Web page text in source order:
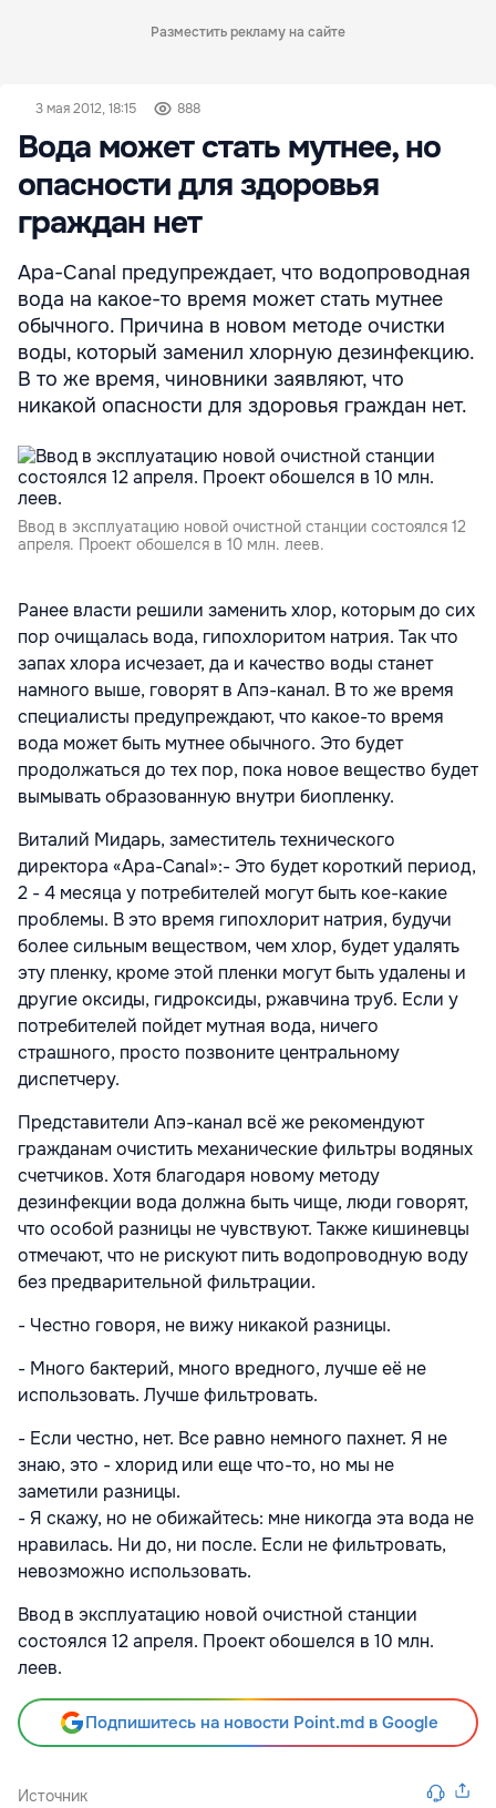
Разместить рекламу на сайте
3 мая 2012, 18:15 888
Вода может стать мутнее, но
опасности для здоровья
граждан нет
Apa-Canal предупреждает, что водопроводная
вода на какое-то время может стать мутнее
обычного. Причина в новом методе очистки
воды, который заменил хлорную дезинфекцию.
В то же время, чиновники заявляют, что
никакой опасности для здоровья граждан нет.
Ввод в эксплуатацию новой очистной станции состоялся 12
апреля. Проект обошелся в 10 млн. леев.
Ранее власти решили заменить хлор, которым до сих
пор очищалась вода, гипохлоритом натрия. Так что
запах хлора исчезает, да и качество воды станет
намного выше, говорят в Апэ-канал. В то же время
специалисты предупреждают, что какое-то время
вода может быть мутнее обычного. Это будет
продолжаться до тех пор, пока новое вещество будет
вымывать образованную внутри биопленку.
Виталий Мидарь, заместитель технического
директора «Apa-Canal»:- Это будет короткий период,
2 - 4 месяца у потребителей могут быть кое-какие
проблемы. В это время гипохлорит натрия, будучи
более сильным веществом, чем хлор, будет удалять
эту пленку, кроме этой пленки могут быть удалены и
другие оксиды, гидроксиды, ржавчина труб. Если у
потребителей пойдет мутная вода, ничего
страшного, просто позвоните центральному
диспетчеру.
Представители Апэ-канал всё же рекомендуют
гражданам очистить механические фильтры водяных
счетчиков. Хотя благодаря новому методу
дезинфекции вода должна быть чище, люди говорят,
что особой разницы не чувствуют. Также кишиневцы
отмечают, что не рискуют пить водопроводную воду
без предварительной фильтрации.
- Честно говоря, не вижу никакой разницы.
- Много бактерий, много вредного, лучше её не
использовать. Лучше фильтровать.
- Если честно, нет. Все равно немного пахнет. Я не
знаю, это - хлорид или еще что-то, но мы не
заметили разницы.
- Я скажу, но не обижайтесь: мне никогда эта вода не
нравилась. Ни до, ни после. Если не фильтровать,
невозможно использовать.
Ввод в эксплуатацию новой очистной станции
состоялся 12 апреля. Проект обошелся в 10 млн.
леев.
Подпишитесь на новости Point.md в Google
Источник